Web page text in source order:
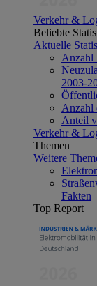
Verkehr &
Beliebte
Aktuelle
Anzahl
2003-
Anzahl
Anteil
Verkehr &
Themen
Weitere
Fakten
Top Report